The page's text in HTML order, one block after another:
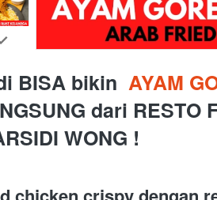
BISA bikin AYAM
dari RESTO
WONG !